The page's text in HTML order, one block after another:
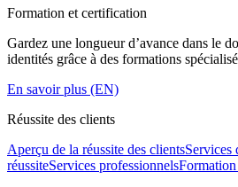
Formation et certification
Gardez une longueur d’avance dans le
identités grâce à des formations
En savoir plus (EN)
Réussite des clients
Aperçu de la réussite des clientsServices
réussiteServices professionnels